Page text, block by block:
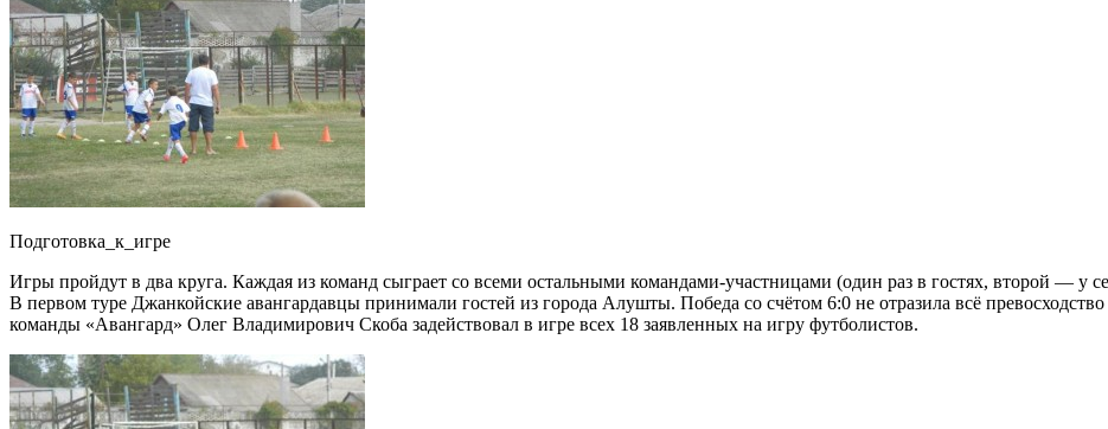
Подготовка_к_игре
Игры пройдут в два круга. Каждая из команд сыграет со всеми остальными командами-участницами (один раз в гостях, второй — у
В первом туре Джанкойские авангардавцы принимали гостей из города Алушты. Победа со счётом 6:0 не отразила всё
команды «Авангард» Олег Владимирович Скоба задействовал в игре всех 18 заявленных на игру футболистов.